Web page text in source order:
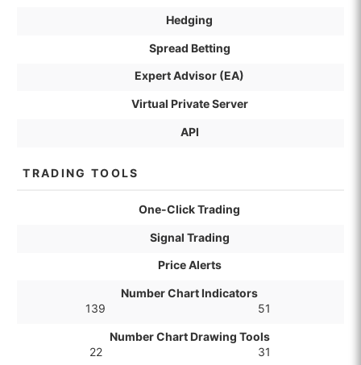
Hedging
Spread Betting
Expert Advisor (EA)
Virtual Private Server
API
TRADING TOOLS
One-Click Trading
Signal Trading
Price Alerts
Number Chart Indicators
139
51
Number Chart Drawing Tools
22
31